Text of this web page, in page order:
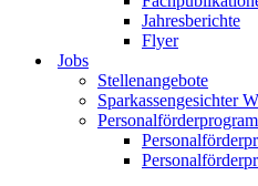
Jahresberichte
Flyer
Jobs
Stellenangebote
Sparkassengesichter